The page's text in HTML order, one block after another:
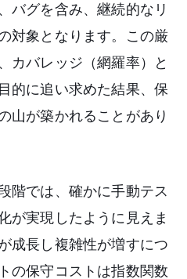
バグを含み、継続的なリ
対象となります。この厳
カバレッジ（網羅率）と
的に追い求めた結果、保
山が築かれることがあり
階では、確かに手動テス
が実現したように見えま
成長し複雑性が増すにつ
の保守コストは指数関数